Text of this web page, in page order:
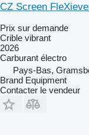
CZ Screen
Prix sur demande
Crible vibrant
2026
Carburant électro
Pays-Bas,
Brand Equipment
Contacter le vendeur